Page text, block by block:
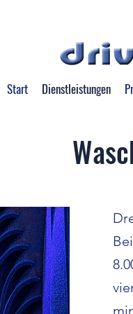
Start Dienstleistungen